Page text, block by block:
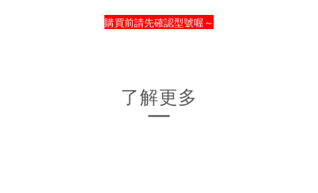
購買前請先確認型號喔～
了解更多